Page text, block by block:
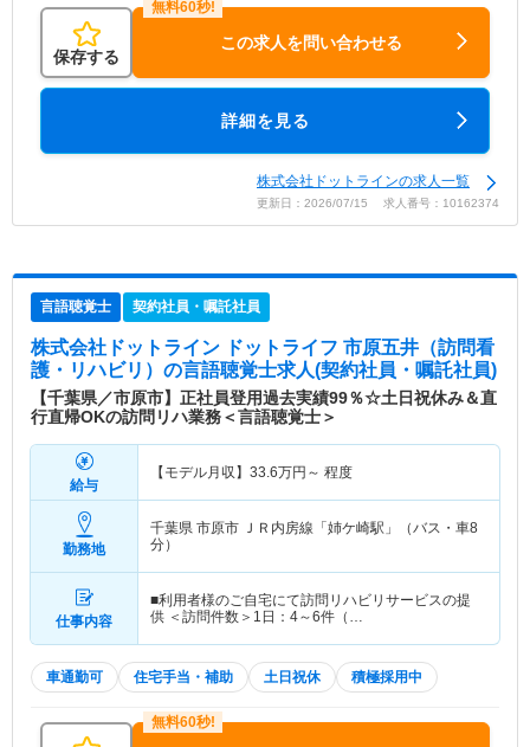
保存する
この求人を問い合わせる
詳細を見る
株式会社ドットラインの求人一覧
更新日：2026/07/15 求人番号：10162374
言語聴覚士 契約社員・嘱託社員
株式会社ドットライン ドットライフ 市原五井（訪問看
護・リハビリ） の言語聴覚士求人(契約社員・嘱託社員)
【千葉県／市原市】正社員登用過去実績99％☆土日祝休み＆直
行直帰OKの訪問リハ業務＜言語聴覚士＞
給与
【モデル月収】 33.6万円～ 程度
勤務地
千葉県 市原市 ＪＲ内房線「姉ケ崎駅」（バス・車8
分）
仕事内容
■利用者様のご自宅にて訪問リハビリサービスの提
供 ＜訪問件数＞1日：4～6件（…
車通勤可 住宅手当・補助 土日祝休 積極採用中